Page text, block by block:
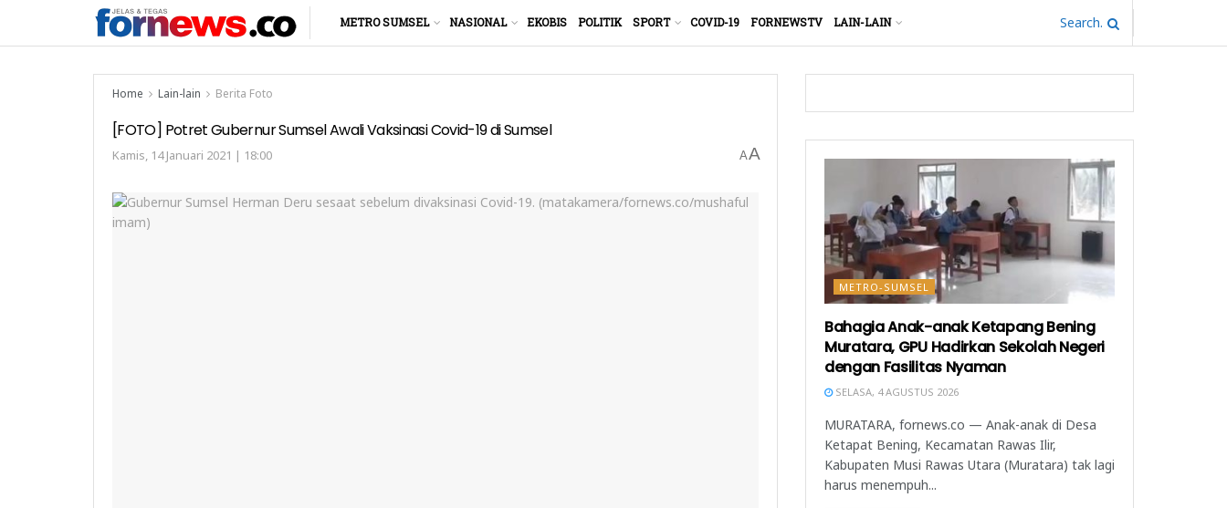
METRO SUMSEL NASIONAL EKOBIS POLITIK SPORT COVID-19 FORNEWSTV LAIN-LAIN
Home Lain-lain Berita Foto
[FOTO] Potret Gubernur Sumsel Awali Vaksinasi Covid-19 di Sumsel
Kamis, 14 Januari 2021 | 18:00 AA
METRO-SUMSEL
Bahagia Anak-anak Ketapang Bening
Muratara, GPU Hadirkan Sekolah Negeri
dengan Fasilitas Nyaman
SELASA, 4 AGUSTUS 2026
MURATARA, fornews.co — Anak-anak di Desa
Ketapat Bening, Kecamatan Rawas Ilir,
Kabupaten Musi Rawas Utara (Muratara) tak lagi
harus menempuh...